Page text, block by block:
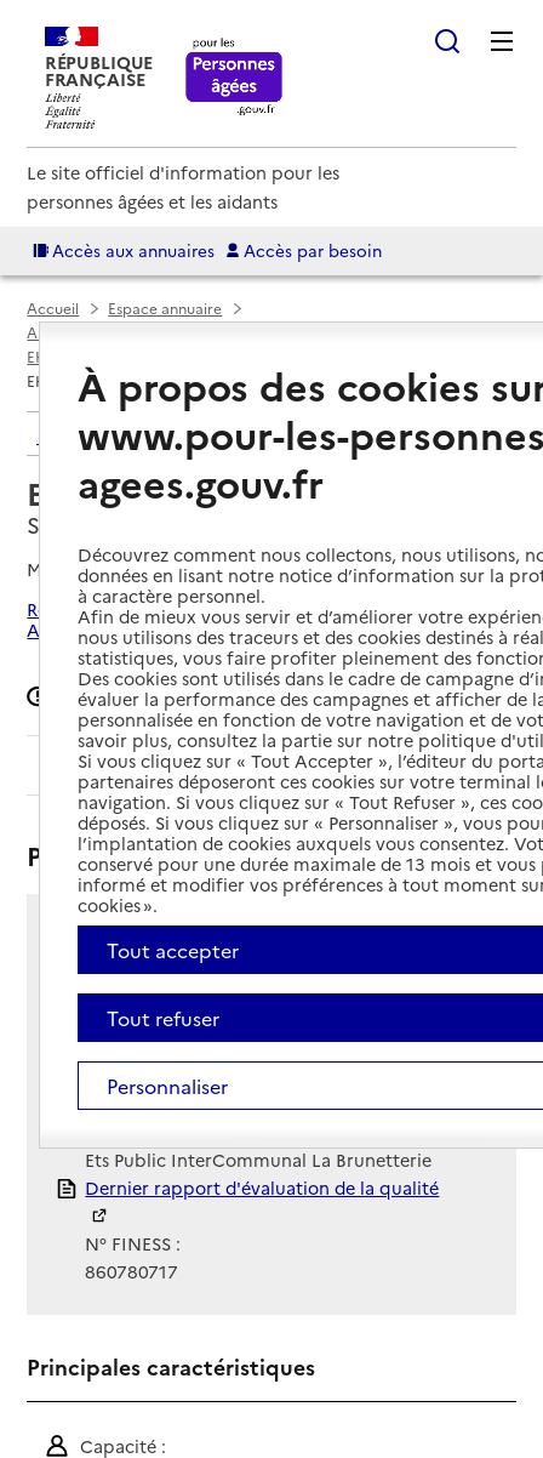
RÉPUBLIQUE
FRANÇAISE
Le site officiel d'information pour les
personnes âgées et les aidants
Accès aux annuaires Accès par besoin
Accueil
Espace annuaire
Annuaire EHPAD et maisons de retraite
EHPAD par département
EHPAD La Brunetterie
Retour aux résultats de l'annuaire
EHPAD La Brunetterie
Sèvres-Anxaumont, VIENNE
Mis à jour le12/05/2025
Rechercher les établissements autour de Sèvres-
Anxaumont
Signaler une erreur
Sommaire
Présentation
86800 - Sèvres-Anxaumont
Voir itinéraire
Téléphone :
05 49 56 50 14
Contact
Contact
Site Internet
Site internet
Ets Public InterCommunal La Brunetterie
Rapport HAS
Dernier rapport d'évaluation de la qualité
N° FINESS :
860780717
Principales caractéristiques
Capacité :
À propos des cookies
www.pour-les-
agees.gouv.fr
Découvrez comment nous collectons, nous utilisons,
données en lisant notre notice d’information sur la
à caractère personnel.
Afin de mieux vous servir et d’améliorer votre
nous utilisons des traceurs et des cookies destinés à
statistiques, vous faire profiter pleinement des
Des cookies sont utilisés dans le cadre de campagne
évaluer la performance des campagnes et afficher de
personnalisée en fonction de votre navigation et de
savoir plus, consultez la partie sur notre politique
Si vous cliquez sur « Tout Accepter », l’éditeur du
partenaires déposeront ces cookies sur votre terminal
navigation. Si vous cliquez sur « Tout Refuser », ces
déposés. Si vous cliquez sur « Personnaliser », vous
l’implantation de cookies auxquels vous consentez.
conservé pour une durée maximale de 13 mois et
informé et modifier vos préférences à tout moment
cookies ».
Tout accepter
Tout refuser
Personnaliser